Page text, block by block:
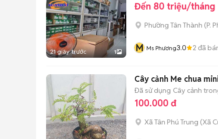
21 giây trước 1
Đến 80 triệu/tháng
Phường Tân Thành (P.
M Ms Phương3.0 2 đã
Cây cảnh Me chua
Đã sử dụng Cây cảnh
100.000 đ
Xã Tân Phú Trung (Xã